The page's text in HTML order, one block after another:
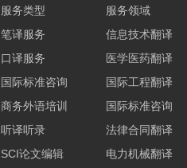
服务类型
笔译服务
口译服务
国际标准咨询
商务外语培训
听译听录
SCI论文编辑
服务领域
信息技术翻译
医学医药翻译
国际工程翻译
国际标准咨询
法律合同翻译
电力机械翻译